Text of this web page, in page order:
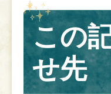
この
せ先